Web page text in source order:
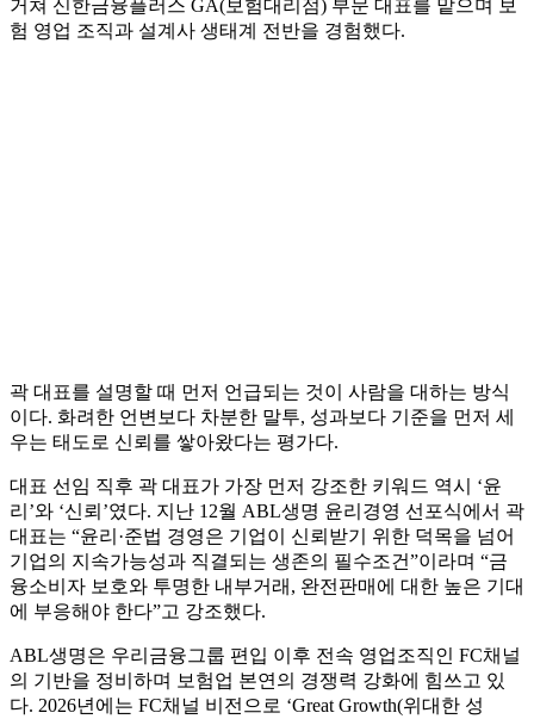
거쳐 신한금융플러스 GA(보험대리점) 부문 대표를 맡으며 보
험 영업 조직과 설계사 생태계 전반을 경험했다.
곽 대표를 설명할 때 먼저 언급되는 것이 사람을 대하는 방식
이다. 화려한 언변보다 차분한 말투, 성과보다 기준을 먼저 세
우는 태도로 신뢰를 쌓아왔다는 평가다.
대표 선임 직후 곽 대표가 가장 먼저 강조한 키워드 역시 ‘윤
리’와 ‘신뢰’였다. 지난 12월 ABL생명 윤리경영 선포식에서 곽
대표는 “윤리·준법 경영은 기업이 신뢰받기 위한 덕목을 넘어
기업의 지속가능성과 직결되는 생존의 필수조건”이라며 “금
융소비자 보호와 투명한 내부거래, 완전판매에 대한 높은 기대
에 부응해야 한다”고 강조했다.
ABL생명은 우리금융그룹 편입 이후 전속 영업조직인 FC채널
의 기반을 정비하며 보험업 본연의 경쟁력 강화에 힘쓰고 있
다. 2026년에는 FC채널 비전으로 ‘Great Growth(위대한 성